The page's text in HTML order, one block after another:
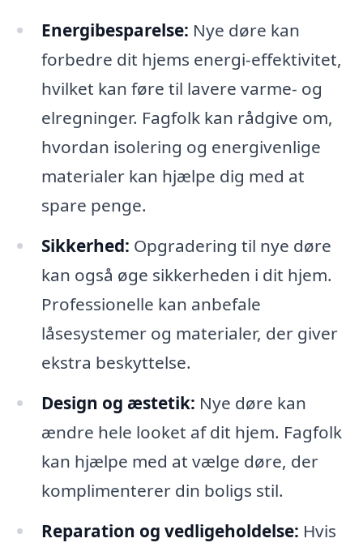
Energibesparelse: Nye døre kan
forbedre dit hjems energi-effektivitet,
hvilket kan føre til lavere varme- og
elregninger. Fagfolk kan rådgive om,
hvordan isolering og energivenlige
materialer kan hjælpe dig med at
spare penge.
Sikkerhed: Opgradering til nye døre
kan også øge sikkerheden i dit hjem.
Professionelle kan anbefale
låsesystemer og materialer, der giver
ekstra beskyttelse.
Design og æstetik: Nye døre kan
ændre hele looket af dit hjem. Fagfolk
kan hjælpe med at vælge døre, der
komplimenterer din boligs stil.
Reparation og vedligeholdelse: Hvis